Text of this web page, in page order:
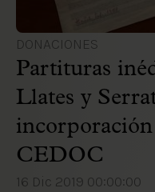
DONACIONES
Partituras
Llates y
CEDOC
16 Dic 2019 00:00:00